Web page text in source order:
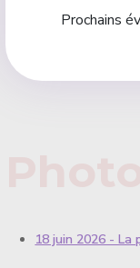
Prochains
18 juin 2026 -